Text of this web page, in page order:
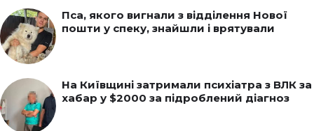
Пса, якого вигнали з відділення Нової
пошти у спеку, знайшли і врятували
На Київщині затримали психіатра з ВЛК за
хабар у $2000 за підроблений діагноз